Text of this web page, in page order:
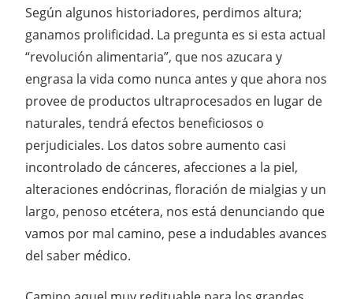
Según algunos historiadores, perdimos altura;
ganamos prolificidad. La pregunta es si esta actual
“revolución alimentaria”, que nos azucara y
engrasa la vida como nunca antes y que ahora nos
provee de productos ultraprocesados en lugar de
naturales, tendrá efectos beneficiosos o
perjudiciales. Los datos sobre aumento casi
incontrolado de cánceres, afecciones a la piel,
alteraciones endócrinas, floración de mialgias y un
largo, penoso etcétera, nos está denunciando que
vamos por mal camino, pese a indudables avances
del saber médico.